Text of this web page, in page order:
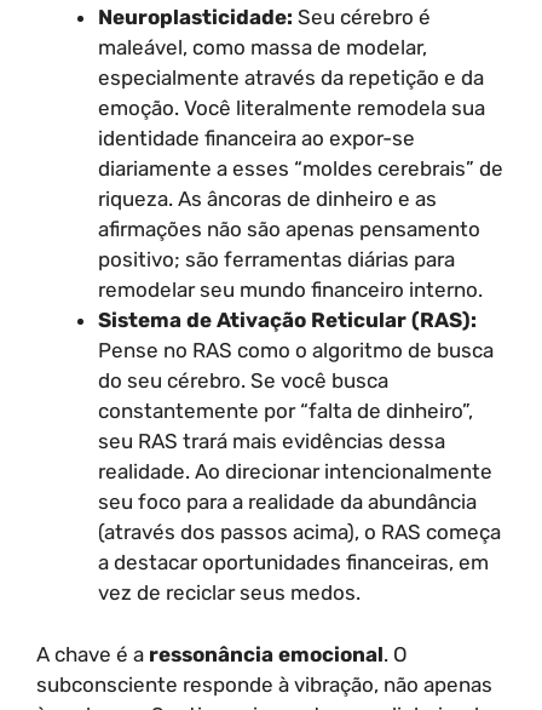
Neuroplasticidade: Seu cérebro é
maleável, como massa de modelar,
especialmente através da repetição e da
emoção. Você literalmente remodela sua
identidade financeira ao expor-se
diariamente a esses “moldes cerebrais” de
riqueza. As âncoras de dinheiro e as
afirmações não são apenas pensamento
positivo; são ferramentas diárias para
remodelar seu mundo financeiro interno.
Sistema de Ativação Reticular (RAS):
Pense no RAS como o algoritmo de busca
do seu cérebro. Se você busca
constantemente por “falta de dinheiro”,
seu RAS trará mais evidências dessa
realidade. Ao direcionar intencionalmente
seu foco para a realidade da abundância
(através dos passos acima), o RAS começa
a destacar oportunidades financeiras, em
vez de reciclar seus medos.
A chave é a ressonância emocional. O
subconsciente responde à vibração, não apenas